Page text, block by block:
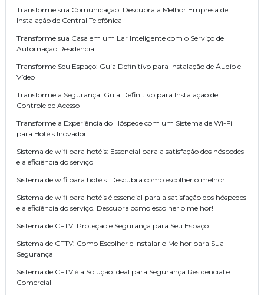
Transforme sua Comunicação: Descubra a Melhor Empresa de
Instalação de Central Telefônica
Transforme sua Casa em um Lar Inteligente com o Serviço de
Automação Residencial
Transforme Seu Espaço: Guia Definitivo para Instalação de Áudio e
Vídeo
Transforme a Segurança: Guia Definitivo para Instalação de
Controle de Acesso
Transforme a Experiência do Hóspede com um Sistema de Wi-Fi
para Hotéis Inovador
Sistema de wifi para hotéis: Essencial para a satisfação dos hóspedes
e a eficiência do serviço
Sistema de wifi para hotéis: Descubra como escolher o melhor!
Sistema de wifi para hotéis é essencial para a satisfação dos hóspedes
e a eficiência do serviço. Descubra como escolher o melhor!
Sistema de CFTV: Proteção e Segurança para Seu Espaço
Sistema de CFTV: Como Escolher e Instalar o Melhor para Sua
Segurança
Sistema de CFTV é a Solução Ideal para Segurança Residencial e
Comercial